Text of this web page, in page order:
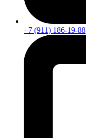
+7 (911) 186-19-88